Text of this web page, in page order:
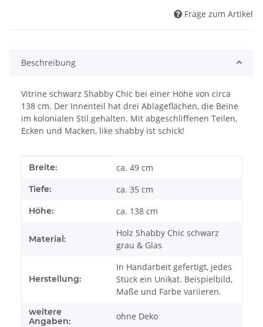
Frage zum Artikel
Beschreibung
Vitrine schwarz Shabby Chic bei einer Höhe von circa
138 cm. Der Innenteil hat drei Ablageflächen, die Beine
im kolonialen Stil gehalten. Mit abgeschliffenen Teilen,
Ecken und Macken, like shabby ist schick!
Produkteigenschaft
Wert
Breite: ca. 49 cm
Tiefe: ca. 35 cm
Höhe: ca. 138 cm
Material:
Holz Shabby Chic schwarz
grau & Glas
Herstellung:
In Handarbeit gefertigt, jedes
Stück ein Unikat. Beispielbild,
Maße und Farbe variieren.
weitere
Angaben:
ohne Deko